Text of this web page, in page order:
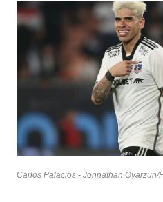
Carlos Palacios - Jonnathan Oyarzun/